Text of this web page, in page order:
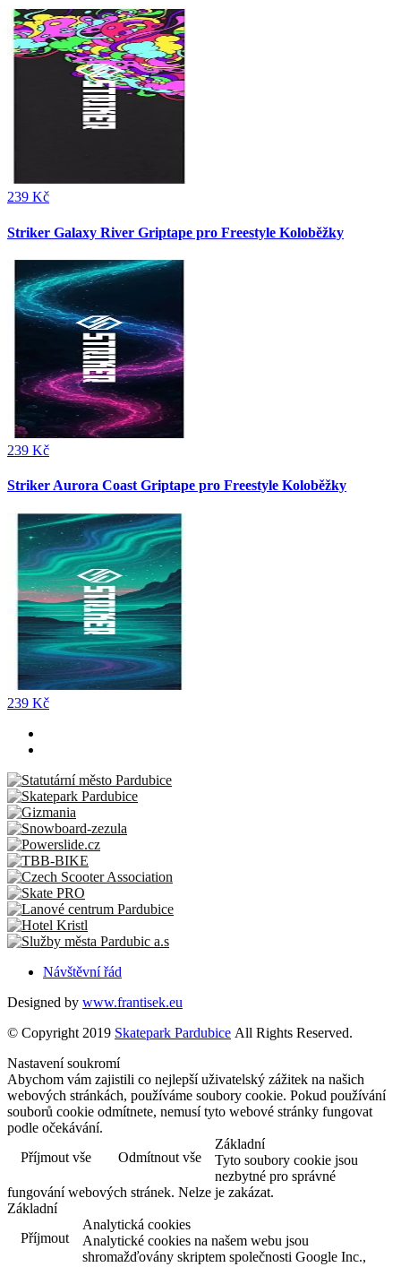
239 Kč
Striker Galaxy River Griptape pro Freestyle Koloběžky
239 Kč
Striker Aurora Coast Griptape pro Freestyle Koloběžky
239 Kč
Návštěvní řád
Designed by www.frantisek.eu
© Copyright 2019 Skatepark Pardubice All Rights Reserved.
Nastavení soukromí
Abychom vám zajistili co nejlepší uživatelský zážitek na našich
webových stránkách, používáme soubory cookie. Pokud používání
souborů cookie odmítnete, nemusí tyto webové stránky fungovat
podle očekávání.
Příjmout vše
Odmítnout vše
Základní
Tyto soubory cookie jsou
nezbytné pro správné
fungování webových stránek. Nelze je zakázat.
Základní
Příjmout
Analytická cookies
Analytické cookies na našem webu jsou
shromažďovány skriptem společnosti Google Inc.,